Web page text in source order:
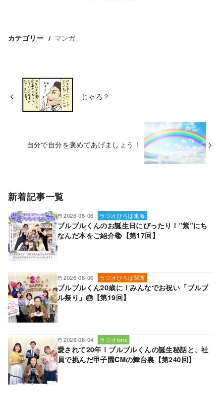
カテゴリー マンガ
じゃろ？
自分で自分を褒めてあげましょう！
新着記事一覧
2026-08-06 ラジオひろば東海
ブルブルくんのお誕生日にぴったり！”紫”にち
なんだ本をご紹介📚【第17回】
2026-08-06 ラジオひろば関西
ブルブルくん20歳に！みんなでお祝い「ブルブ
ル祭り」🎂【第19回】
2026-08-04 ラジオtime
愛されて20年！ブルブルくんの誕生秘話と、社
員で挑んだ甲子園CMの舞台裏【第240回】